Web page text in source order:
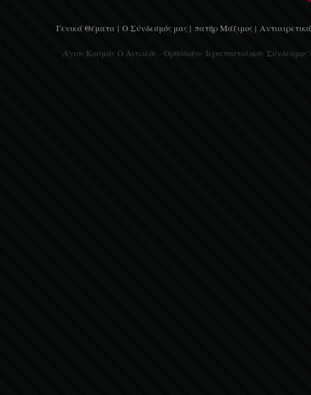
Γενικά Θέματα | Ο Σύνδεσμός μας | πατήρ Μάξιμος |
Άγιος Κοσμάς Ο Αιτωλός - Ορθόδοξος Ιεραποστολικός